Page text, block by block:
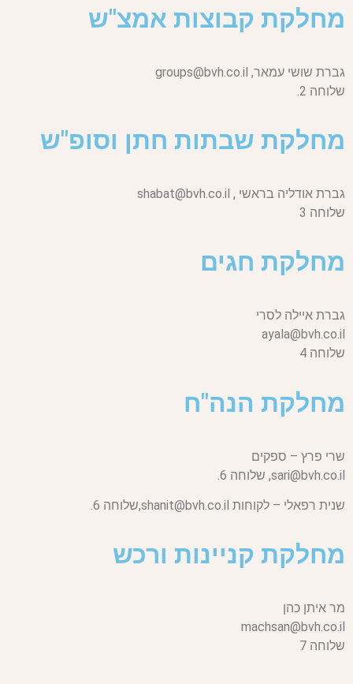
מחלקת קבוצות אמצ"ש
גברת שושי עמאר, groups@bvh.co.il
שלוחה 2.
מחלקת שבתות חתן וסופ"ש
גברת אודליה בראשי , shabat@bvh.co.il
שלוחה 3
מחלקת חגים
גברת איילה לסרי
ayala@bvh.co.il
שלוחה 4
מחלקת הנה"ח
שרי פרץ – ספקים
sari@bvh.co.il, שלוחה 6.
שנית רפאלי – לקוחות shanit@bvh.co.il, שלוחה 6.
מחלקת קניינות ורכש
מר איתן כהן
machsan@bvh.co.il
שלוחה 7